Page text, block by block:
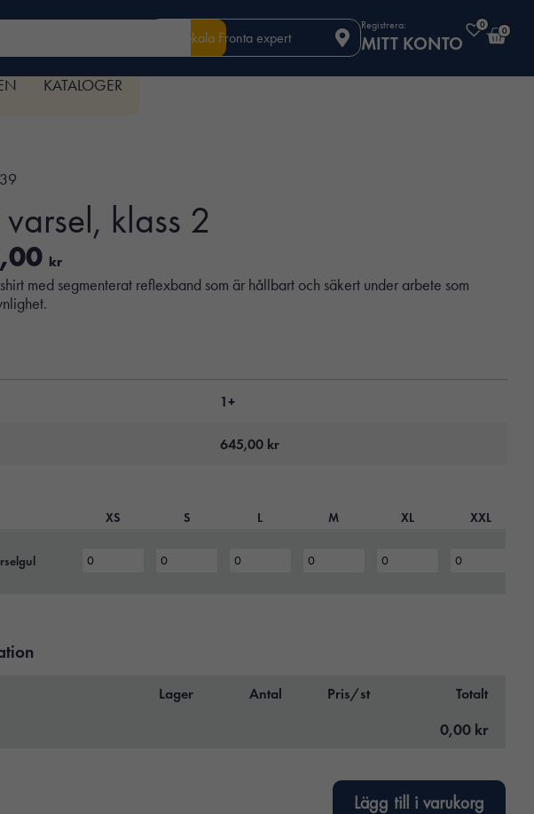
Din lokala Fronta expert
Registrera:
MITT KONTO
0
0
KATALOGER
klass 2
kr
med segmenterat reflexband som är hållbart och säkert under arbete som
1+
645,00 kr
XS S L M XL XXL
Lager Antal Pris/st Totalt
0,00 kr
Lägg till i varukorg